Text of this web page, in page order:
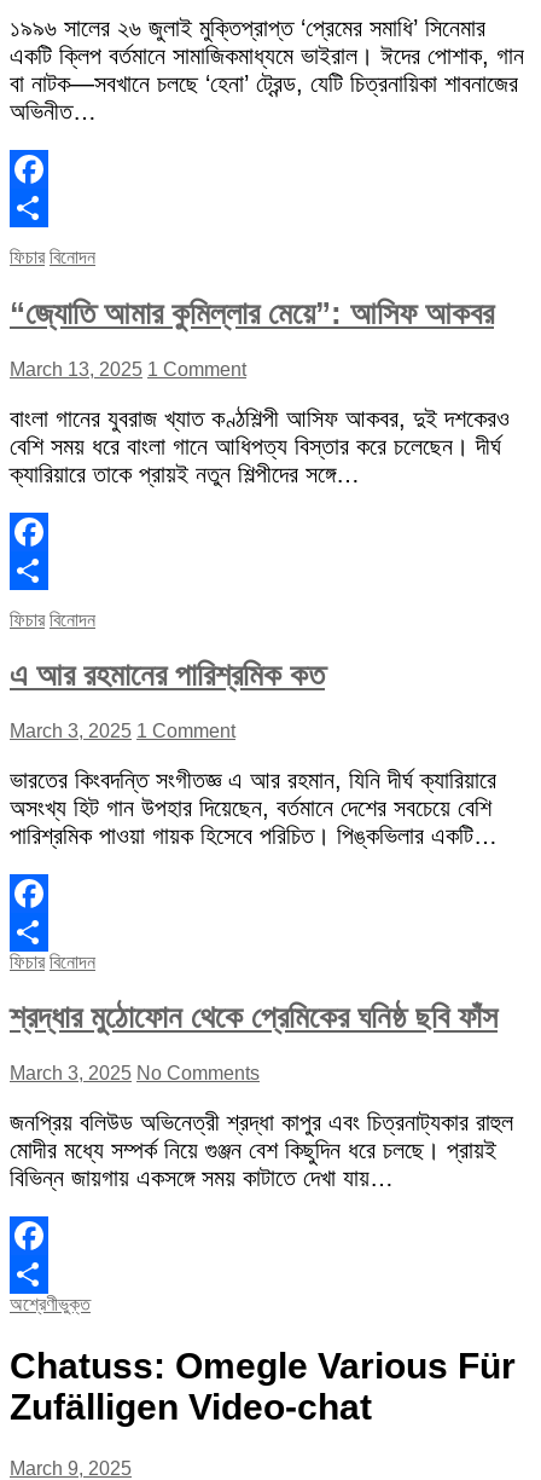
১৯৯৬ সালের ২৬ জুলাই মুক্তিপ্রাপ্ত ‘প্রেমের সমাধি’ সিনেমার
একটি ক্লিপ বর্তমানে সামাজিকমাধ্যমে ভাইরাল। ঈদের পোশাক, গান
বা নাটক—সবখানে চলছে ‘হেনা’ ট্রেন্ড, যেটি চিত্রনায়িকা শাবনাজের
অভিনীত…
Facebook
Share
ফিচার বিনোদন
“জ্যোতি আমার কুমিল্লার মেয়ে”: আসিফ আকবর
March 13, 2025 1 Comment
বাংলা গানের যুবরাজ খ্যাত কণ্ঠশিল্পী আসিফ আকবর, দুই দশকেরও
বেশি সময় ধরে বাংলা গানে আধিপত্য বিস্তার করে চলেছেন। দীর্ঘ
ক্যারিয়ারে তাকে প্রায়ই নতুন শিল্পীদের সঙ্গে…
Facebook
Share
ফিচার বিনোদন
এ আর রহমানের পারিশ্রমিক কত
March 3, 2025 1 Comment
ভারতের কিংবদন্তি সংগীতজ্ঞ এ আর রহমান, যিনি দীর্ঘ ক্যারিয়ারে
অসংখ্য হিট গান উপহার দিয়েছেন, বর্তমানে দেশের সবচেয়ে বেশি
পারিশ্রমিক পাওয়া গায়ক হিসেবে পরিচিত। পিঙ্কভিলার একটি…
Facebook
Share
ফিচার বিনোদন
শ্রদ্ধার মুঠোফোন থেকে প্রেমিকের ঘনিষ্ঠ ছবি ফাঁস
March 3, 2025 No Comments
জনপ্রিয় বলিউড অভিনেত্রী শ্রদ্ধা কাপুর এবং চিত্রনাট্যকার রাহুল
মোদীর মধ্যে সম্পর্ক নিয়ে গুঞ্জন বেশ কিছুদিন ধরে চলছে। প্রায়ই
বিভিন্ন জায়গায় একসঙ্গে সময় কাটাতে দেখা যায়…
Facebook
Share
অশ্রেণীভুক্ত
Chatuss: Omegle Various Für
Zufälligen Video-chat
March 9, 2025